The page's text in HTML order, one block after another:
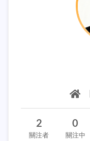
2
關注者
0
關注中